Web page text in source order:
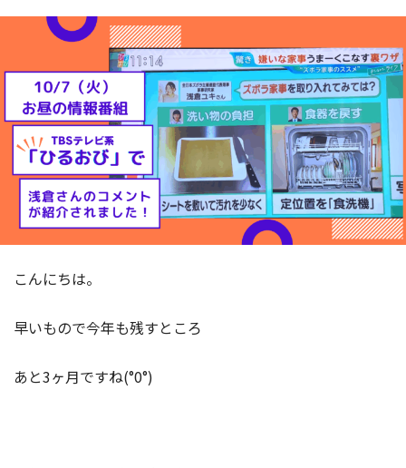
こんにちは。
早いもので今年も残すところ
あと3ヶ月ですね(°0°)